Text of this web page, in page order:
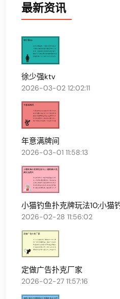
最新资讯
徐少强ktv
2026-03-02 12:02:11
年意满牌间
2026-03-01 11:58:13
小猫钓鱼扑克牌玩法10;小猫
2026-02-28 11:56:02
定做广告扑克厂家
2026-02-27 11:57:16